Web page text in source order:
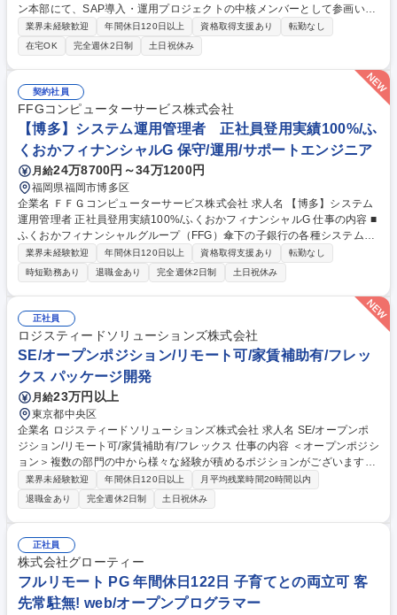
ン本部にて、SAP導入・運用プロジェクトの中核メンバーとして参画いた
だきます。主にSAP HCM（SuccessFactors含む）を中心とした人事領域
やS/4HANA（FI／CO／MM／SD等）導入・移行案件において、 要件定義
から設計・開発・テスト、本稼働支援まで一連の工程に携わり、プロジェ
クトの推進を担っていただきます。また、顧客との要件調整や課題整理、
メンバーへの指示・レビューなど、プロジェクトリーダー的な役割も期待
します。 【雇い入れ直後：上記内容全般】【変更の範囲：会社の定める業
務】 募集職種 【SAP（ABAP／SuccessFactors）エンジニア】フレック
ス◎/年休129日
業界未経験歓迎 年間休日120日以上 資格取得支援あり
転勤なし
在宅OK
完全週休2日制 土日祝休み
契約社員
FFGコンピューターサービス株式会社
【博多】システム運用管理者 正社員登用実績100%/ふ
くおかフィナンシャルG 保守/運用/サポートエンジニア
月給24万8700円～34万1200円
福岡県福岡市博多区
企業名 ＦＦＧコンピューターサービス株式会社 求人名 【博多】システム
運用管理者 正社員登用実績100%/ふくおかフィナンシャルG 仕事の内容 ■
ふくおかフィナンシャルグループ（FFG）傘下の子銀行の各種システムの
稼働における資産管理や障害管理等、システム運用管理者としてご活躍い
ただきます。(◎これまでの正社員転換率は100％です) 【具体的な業務内
容】 ・ホストシステムのスケジュール管理、ライブラリ管理 ・ユーザー
管理、登録管理 ・分散システムの資産管理 ・媒体管理、帳票管理 ・部内
の経費関連（予算実績） 募集職種 【博多】システム運用管理者 正社員登
用実績100%/ふくおかフィナンシャルG
業界未経験歓迎 年間休日120日以上 資格取得支援あり
転勤なし
時短勤務あり
退職金あり 完全週休2日制 土日祝休み
正社員
ロジスティードソリューションズ株式会社
SE/オープンポジション/リモート可/家賃補助有/フレッ
クス パッケージ開発
月給23万円以上
東京都中央区
企業名 ロジスティードソリューションズ株式会社 求人名 SE/オープンポ
ジション/リモート可/家賃補助有/フレックス 仕事の内容 ＜オープンポジシ
ョン＞複数の部門の中から様々な経験が積めるポジションがございます。
ご経験やご志向にあわせご活躍いただける最適なポジションをご提案させ
ていただきます。まずはお気軽にご応募ください。 親会社である(株)ロジ
スティードをはじめ、(株)日立製作所,日立Grのお客様、その他外販ユーザ
様向けに物流システムの企画・開発・提案などを行います。ロジスティー
ドソリューションズが中心となって、お客様の物流要件・運営現場の要件
確認から、設計作業・開発作業・導入テスト・稼働時の支援を行っており
ます。【魅力】残業はフレックスタイム制、平均14.8時間/月、リモートワ
ーク率60％と働きやすい環境です。 募集職種 SE/オープンポジション/リ
モート可/家賃補助有/フレックス
業界未経験歓迎 年間休日120日以上
月平均残業時間20時間以内
退職金あり
完全週休2日制 土日祝休み
正社員
株式会社グローティー
フルリモート PG 年間休日122日 子育てとの両立可 客
先常駐無! web/オープンプログラマー